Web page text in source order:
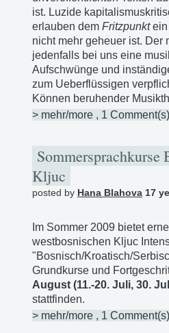
ist. Luzide
erlauben dem Fritzpunktein
nicht mehr geheuer ist.
jedenfalls bei uns eine
Aufschwünge und
zum Ueberflüssigen
Können beruhender
> mehr/more , 1 Comment(s)
Kljuc
posted by Hana Blahova 17
Im Sommer 2009 bietet
westbosnischen Kljuc
"Bosnisch/Kroatisch/
Grundkurse und
August (11.-20. Juli, 30.
stattfinden.
> mehr/more , 1 Comment(s)